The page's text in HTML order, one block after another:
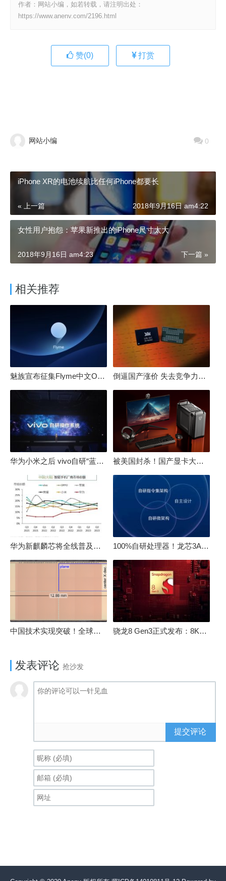
作者：网站小编，如若转载，请注明出处：
https://www.anenv.com/2196.html
赞(0) 打赏
网站小编 0
iPhone XR的电池续航比任何iPhone都要长
« 上一篇 2018年9月16日 am4:22
女性用户抱怨：苹果新推出的iPhone尺寸太大
下一篇 »
2018年9月16日 am4:23
相关推荐
魅族宣布征集Flyme中文OS名：要像鸿蒙、澎湃一样响亮 倒逼国产涨价 失去竞争力！三星要减产50%：SSD必须涨价
华为小米之后 vivo自研“蓝河”操作系统重磅发布 被美国封杀！国产显卡大厂：中国GPU不存在至暗时刻
华为新麒麟芯将全线普及！高中低端全面采用 改写竞争格局 100%自研处理器！龙芯3A6000评测：与10代酷睿互有胜负
中国技术实现突破！全球最先进的3D NAND存储芯片被发现 骁龙8 Gen3正式发布：8K240手游成真！AI性能飙升98％
发表评论 抢沙发
提交评论